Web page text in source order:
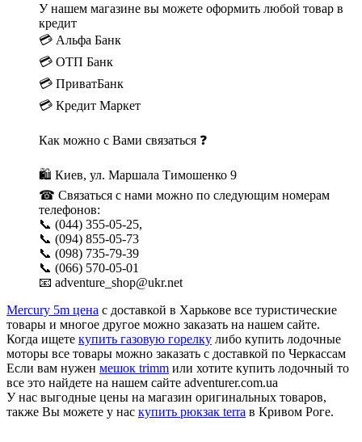
У нашем магазине вы можете оформить любой товар в
кредит
💳 Альфа Банк
💳 ОТП Банк
💳 ПриватБанк
💳 Кредит Маркет
Как можно с Вами связаться ❓
🛍 Киев, ул. Маршала Тимошенко 9
☎ Связаться с нами можно по следующим номерам
телефонов:
📞 (044) 355-05-25,
📞 (094) 855-05-73
📞 (098) 735-79-39
📞 (066) 570-05-01
📧 adventure_shop@ukr.net
Mercury 5m цена с доставкой в Харькове все туристические
товары и многое другое можно заказать на нашем сайте.
Когда ищете купить газовую горелку либо купить лодочные
моторы все товары можно заказать с доставкой по Черкассам
Если вам нужен мешок trimm или хотите купить лодочный то
все это найдете на нашем сайте adventurer.com.ua
У нас выгодные цены на магазин оригинальных товаров,
также Вы можете у нас купить рюкзак terra в Кривом Роге.